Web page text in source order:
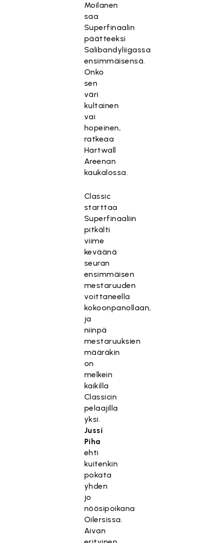
Moilanen
saa
Superfinaalin
päätteeksi
Salibandyliigassa
ensimmäisensä.
Onko
sen
väri
kultainen
vai
hopeinen,
ratkeaa
Hartwall
Areenan
kaukalossa.
Classic
starttaa
Superfinaaliin
pitkälti
viime
keväänä
seuran
ensimmäisen
mestaruuden
voittaneella
kokoonpanollaan,
ja
niinpä
mestaruuksien
määräkin
on
melkein
kaikilla
Classicin
pelaajilla
yksi.
Jussi
Piha
ehti
kuitenkin
pokata
yhden
jo
nöösipoikana
Oilersissa.
Aivan